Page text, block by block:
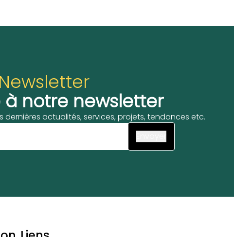
Newsletter
à notre newsletter
dernières actualités, services, projets, tendances etc.